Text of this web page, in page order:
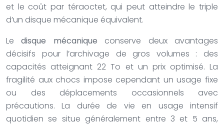
et le coût par téraoctet, qui peut atteindre le triple
d’un disque mécanique équivalent.
Ledisque mécanique conserve deux avantages
décisifs pour l’archivage de gros volumes : des
capacités atteignant 22 To et un prix optimisé. La
fragilité aux chocs impose cependant un usage fixe
ou des déplacements occasionnels avec
précautions. La durée de vie en usage intensif
quotidien se situe généralement entre 3 et 5 ans,